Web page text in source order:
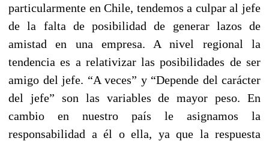
particularmente en Chile, tendemos a culpar al jefe
de la falta de posibilidad de generar lazos de
amistad en una empresa. A nivel regional la
tendencia es a relativizar las posibilidades de ser
amigo del jefe. “A veces” y “Depende del carácter
del jefe” son las variables de mayor peso. En
cambio en nuestro país le asignamos la
responsabilidad a él o ella, ya que la respuesta